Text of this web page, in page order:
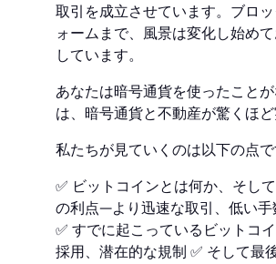
取引を成立させています。ブロ
ォームまで、風景は変化し始め
しています。
あなたは暗号通貨を使ったこと
は、暗号通貨と不動産が驚くほ
私たちが見ていくのは以下の点で
✅ ビットコインとは何か、そし
の利点—より迅速な取引、低い
✅ すでに起こっているビットコ
採用、潜在的な規制 ✅ そして最